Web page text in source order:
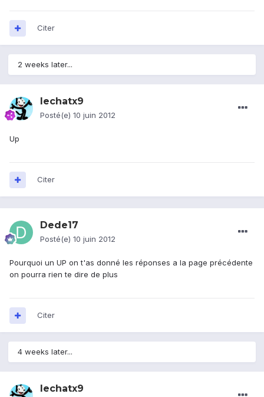
Citer
2 weeks later...
lechatx9
Posté(e) 10 juin 2012
Up
Citer
Dede17
Posté(e) 10 juin 2012
Pourquoi un UP on t'as donné les réponses a la page précédente
on pourra rien te dire de plus
Citer
4 weeks later...
lechatx9